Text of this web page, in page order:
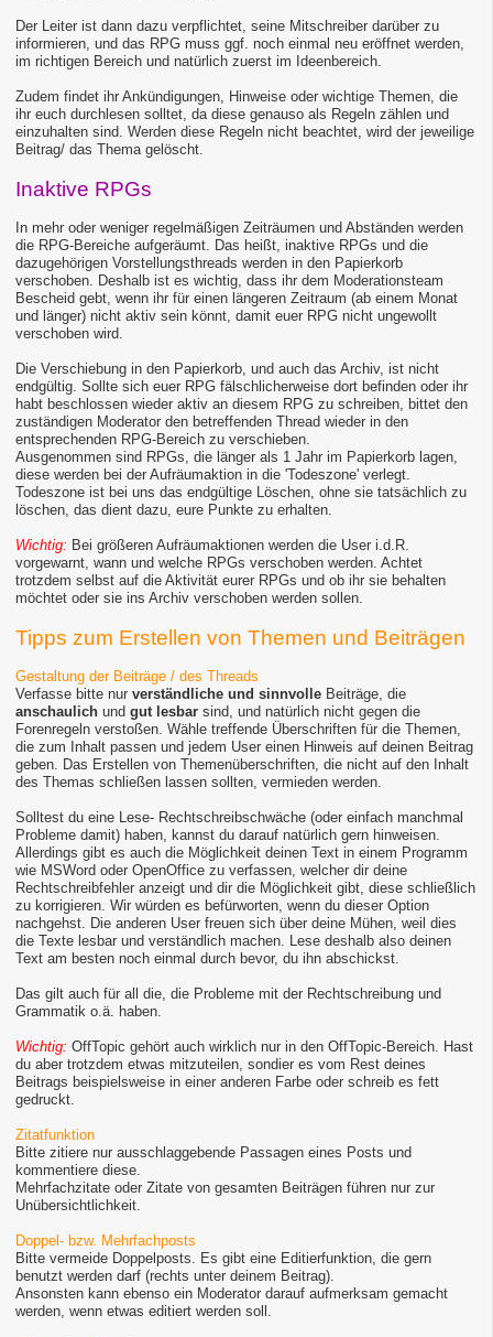
Der Leiter ist dann dazu verpflichtet, seine Mitschreiber darüber zu
informieren, und das RPG muss ggf. noch einmal neu eröffnet werden,
im richtigen Bereich und natürlich zuerst im Ideenbereich.
Zudem findet ihr Ankündigungen, Hinweise oder wichtige Themen, die
ihr euch durchlesen solltet, da diese genauso als Regeln zählen und
einzuhalten sind. Werden diese Regeln nicht beachtet, wird der jeweilige
Beitrag/ das Thema gelöscht.
Inaktive RPGs
In mehr oder weniger regelmäßigen Zeiträumen und Abständen werden
die RPG-Bereiche aufgeräumt. Das heißt, inaktive RPGs und die
dazugehörigen Vorstellungsthreads werden in den Papierkorb
verschoben. Deshalb ist es wichtig, dass ihr dem Moderationsteam
Bescheid gebt, wenn ihr für einen längeren Zeitraum (ab einem Monat
und länger) nicht aktiv sein könnt, damit euer RPG nicht ungewollt
verschoben wird.
Die Verschiebung in den Papierkorb, und auch das Archiv, ist nicht
endgültig. Sollte sich euer RPG fälschlicherweise dort befinden oder ihr
habt beschlossen wieder aktiv an diesem RPG zu schreiben, bittet den
zuständigen Moderator den betreffenden Thread wieder in den
entsprechenden RPG-Bereich zu verschieben.
Ausgenommen sind RPGs, die länger als 1 Jahr im Papierkorb lagen,
diese werden bei der Aufräumaktion in die 'Todeszone' verlegt.
Todeszone ist bei uns das endgültige Löschen, ohne sie tatsächlich zu
löschen, das dient dazu, eure Punkte zu erhalten.
Wichtig: Bei größeren Aufräumaktionen werden die User i.d.R.
vorgewarnt, wann und welche RPGs verschoben werden. Achtet
trotzdem selbst auf die Aktivität eurer RPGs und ob ihr sie behalten
möchtet oder sie ins Archiv verschoben werden sollen.
Tipps zum Erstellen von Themen und Beiträgen
Gestaltung der Beiträge / des Threads
Verfasse bitte nur verständliche und sinnvolle Beiträge, die
anschaulich und gut lesbar sind, und natürlich nicht gegen die
Forenregeln verstoßen. Wähle treffende Überschriften für die Themen,
die zum Inhalt passen und jedem User einen Hinweis auf deinen Beitrag
geben. Das Erstellen von Themenüberschriften, die nicht auf den Inhalt
des Themas schließen lassen sollten, vermieden werden.
Solltest du eine Lese- Rechtschreibschwäche (oder einfach manchmal
Probleme damit) haben, kannst du darauf natürlich gern hinweisen.
Allerdings gibt es auch die Möglichkeit deinen Text in einem Programm
wie MSWord oder OpenOffice zu verfassen, welcher dir deine
Rechtschreibfehler anzeigt und dir die Möglichkeit gibt, diese schließlich
zu korrigieren. Wir würden es befürworten, wenn du dieser Option
nachgehst. Die anderen User freuen sich über deine Mühen, weil dies
die Texte lesbar und verständlich machen. Lese deshalb also deinen
Text am besten noch einmal durch bevor, du ihn abschickst.
Das gilt auch für all die, die Probleme mit der Rechtschreibung und
Grammatik o.ä. haben.
Wichtig: OffTopic gehört auch wirklich nur in den OffTopic-Bereich. Hast
du aber trotzdem etwas mitzuteilen, sondier es vom Rest deines
Beitrags beispielsweise in einer anderen Farbe oder schreib es fett
gedruckt.
Zitatfunktion
Bitte zitiere nur ausschlaggebende Passagen eines Posts und
kommentiere diese.
Mehrfachzitate oder Zitate von gesamten Beiträgen führen nur zur
Unübersichtlichkeit.
Doppel- bzw. Mehrfachposts
Bitte vermeide Doppelposts. Es gibt eine Editierfunktion, die gern
benutzt werden darf (rechts unter deinem Beitrag).
Ansonsten kann ebenso ein Moderator darauf aufmerksam gemacht
werden, wenn etwas editiert werden soll.